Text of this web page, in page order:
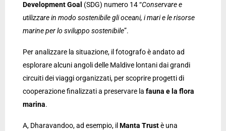
Development Goal (SDG) numero 14 “Conservare e
utilizzare in modo sostenibile gli oceani, i mari e le risorse
marine per lo sviluppo sostenibile”.
Per analizzare la situazione, il fotografo è andato ad
esplorare alcuni angoli delle Maldive lontani dai grandi
circuiti dei viaggi organizzati, per scoprire progetti di
cooperazione finalizzati a preservare la fauna e la flora
marina.
A, Dharavandoo, ad esempio, il Manta Trustè una